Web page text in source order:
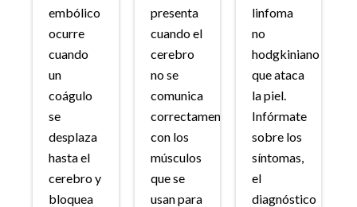
embólico
ocurre
cuando
un
coágulo
se
desplaza
hasta el
cerebro y
bloquea
presenta
cuando el
cerebro
no se
comunica
correctamente
con los
músculos
que se
usan para
linfoma
no
hodgkiniano
que ataca
la piel.
Infórmate
sobre los
síntomas,
el
diagnóstico